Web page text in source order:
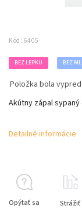
Kód: 6405
BEZ LEPKU BEZ
Položka bola
Akútny zápal
Detailné informácie
Opýtať sa Strážiť